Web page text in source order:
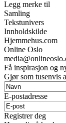
Legg merke til
Samling
Tekstunivers
Innholdskilde
Hjemmehus.com
Online Oslo
Få inspirasjon og
Gjør som tusenvis
E-postadresse
Registrer deg